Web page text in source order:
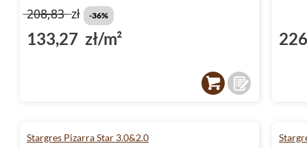
208,83zł -36%
133,27 zł/m²
Stargres Pizarra Star 3.0&2.0